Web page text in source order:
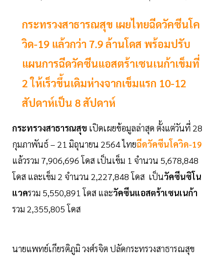
กระทรวงสาธารณสุข เผยไทยฉีดวัคซีนโค
วิด-19 แล้วกว่า 7.9 ล้านโดส พร้อมปรับ
แผนการฉีดวัคซีนแอสตร้าเซนเนก้าเข็มที่
2 ให้เร็วขึ้นเดิมห่างจากเข็มแรก 10-12
สัปดาห์เป็น 8 สัปดาห์
กระทรวงสาธารณสุข เปิดเผยข้อมูลล่าสุด ตั้งแต่วันที่ 28
กุมภาพันธ์ – 21 มิถุนายน 2564 ไทยฉีดวัคซีนโควิด-19
แล้วรวม 7,906,696 โดส เป็นเข็ม 1 จำนวน 5,678,848
โดส และเข็ม 2 จำนวน 2,227,848 โดส เป็นวัคซีนซิโน
แวครวม 5,550,891 โดส และวัคซีนแอสตร้าเซนเนก้า
รวม 2,355,805 โดส
นายแพทย์เกียรติภูมิ วงศ์รจิต ปลัดกระทรวงสาธารณสุข